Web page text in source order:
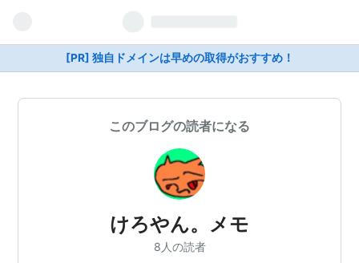
[PR] 独自ドメインは早めの取得がおすすめ！
このブログの読者になる
けろやん。メモ
8人の読者